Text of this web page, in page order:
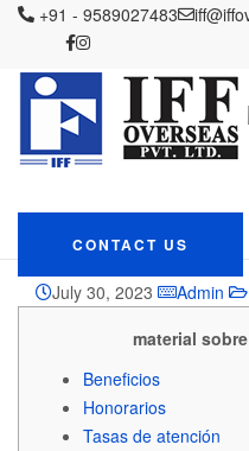
+91 - 9589027483
CONTACT US
IFF OVERSEAS Blog
prestamo saber sobre los
Lo cual
simulador
saber
préstamos
July 30, 2023 Admin
material
Beneficios
Honorarios
Tasas de atención